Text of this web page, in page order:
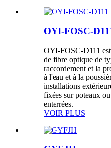
OYI-FOSC-
OYI-FOSC-D111
de fibre optique de
raccordement et la
à l'eau et à la
installations
fixées sur poteaux
enterrées.
VOIR PLUS